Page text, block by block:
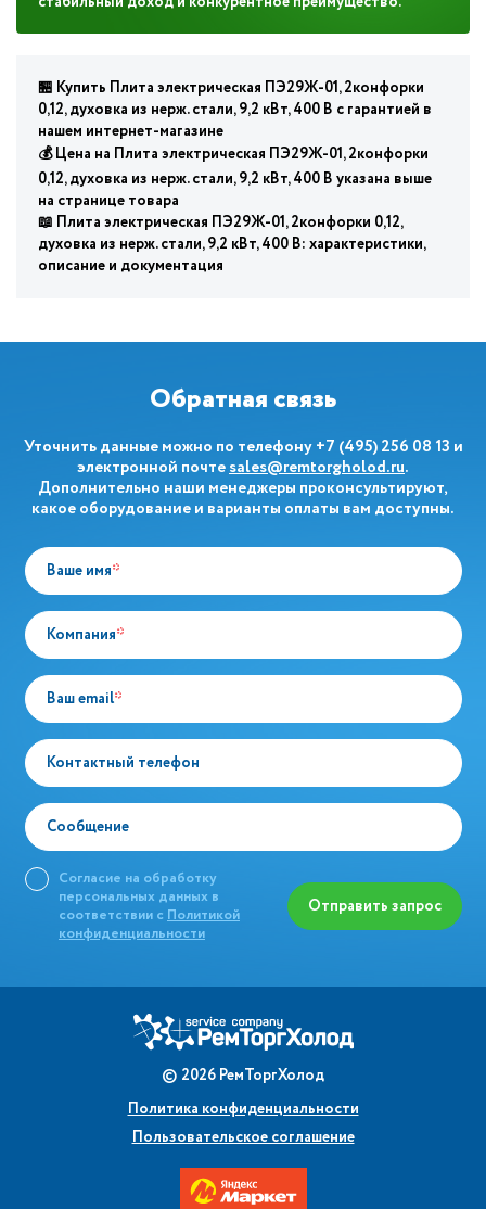
🏪 Купить Плита электрическая ПЭ29Ж-01, 2конфорки
0,12, духовка из нерж. стали, 9,2 кВт, 400 В с гарантией в
нашем интернет-магазине
💰 Цена на Плита электрическая ПЭ29Ж-01, 2конфорки
0,12, духовка из нерж. стали, 9,2 кВт, 400 В указана выше
на странице товара
📖 Плита электрическая ПЭ29Ж-01, 2конфорки 0,12,
духовка из нерж. стали, 9,2 кВт, 400 В: характеристики,
описание и документация
Обратная связь
Уточнить данные можно по телефону+7 (495) 256 08 13 и
электронной почтеsales@remtorgholod.ru.
Дополнительно наши менеджеры проконсультируют,
какое оборудование и варианты оплаты вам доступны.
Ваше имя*
Компания*
Ваш email*
Контактный телефон
Сообщение
Согласие на обработку
персональных данных в
соответствии с Политикой
конфиденциальности
Отправить запрос
© 2026 РемТоргХолод
Политика конфиденциальности
Пользовательское соглашение